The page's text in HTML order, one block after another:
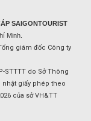
SAIGONTOURIST
Minh.
giám đốc Công ty
STTTT do Sở Thông
nhật giấy phép theo
của sở VH&TT